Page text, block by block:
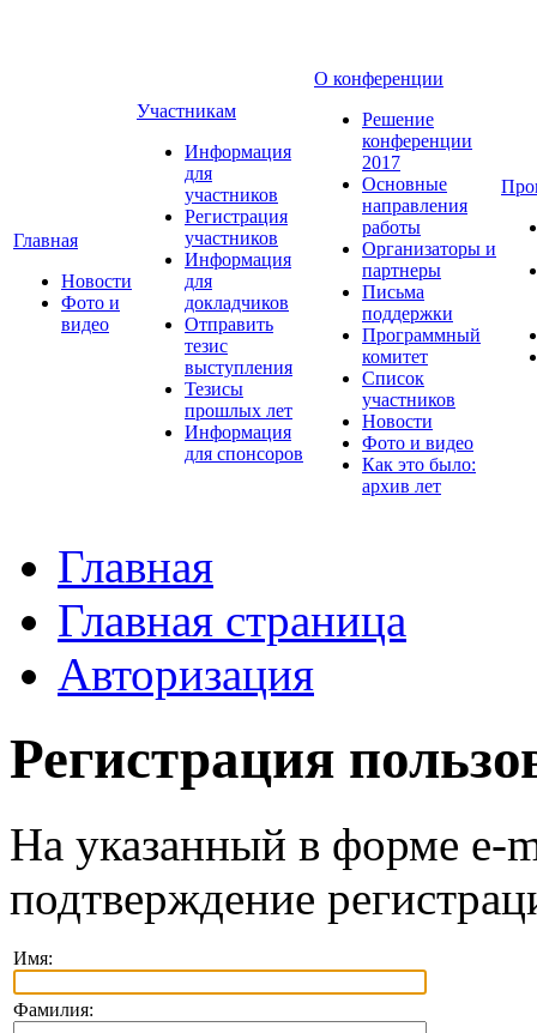
Главная
Новости
Фото и
видео
Участникам
Информация
для
участников
Регистрация
участников
Информация
для
докладчиков
Отправить
тезис
выступления
Тезисы
прошлых лет
Информация
для спонсоров
О конференции
Решение
конференции
2017
Основные
направления
работы
Организаторы и
партнеры
Письма
поддержки
Программный
комитет
Список
участников
Новости
Фото и видео
Как это было:
архив лет
Главная
Главная страница
Авторизация
Регистрация
На указанный в форме e-
подтверждение
Имя:
Фамилия: